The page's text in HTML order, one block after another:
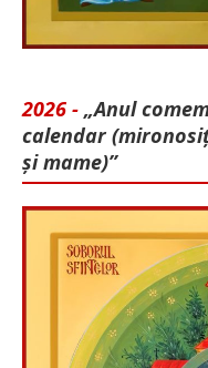
2026 - „Anul
calendar
și mame)”